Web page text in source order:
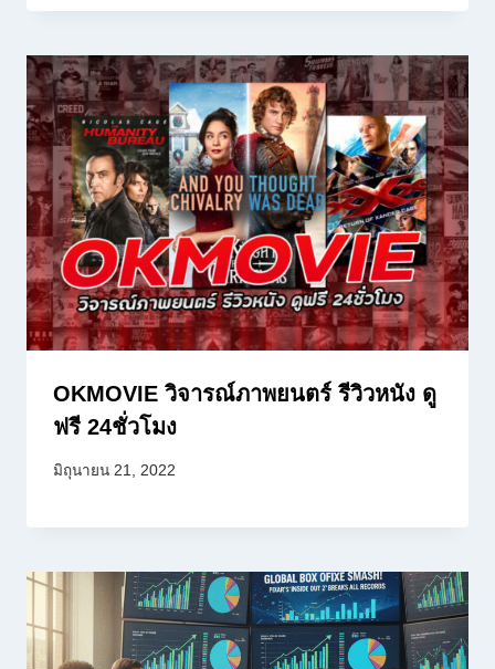
OKMOVIE วิจารณ์ภาพยนตร์ รีวิวหนัง ดู
ฟรี 24ชั่วโมง
มิถุนายน 21, 2022